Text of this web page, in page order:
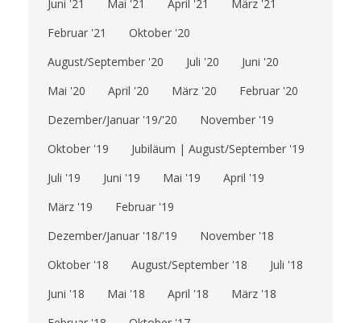
Juni '21 Mai '21 April '21
März '21
Februar '21
Oktober '20
August/September '20
Juli '20
Juni '20
Mai '20
April '20 März '20
Februar '20
Dezember/Januar '19/'20
November '19
Oktober '19
Jubiläum | August/September '19
Juli '19
Juni '19 Mai '19
April '19
März '19
Februar '19
Dezember/Januar '18/'19
November '18
Oktober '18
August/September '18
Juli '18
Juni '18
Mai '18 April '18
März '18